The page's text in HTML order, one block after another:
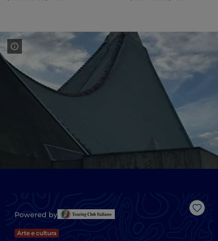
Like
Powered by
Arte e cultura